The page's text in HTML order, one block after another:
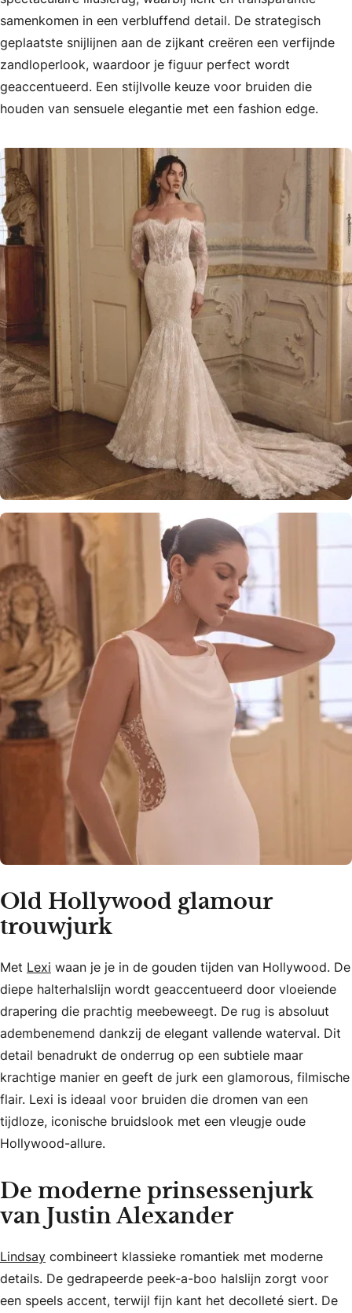
samenkomen in een verbluffend detail. De strategisch
geplaatste snijlijnen aan de zijkant creëren een verfijnde
zandloperlook, waardoor je figuur perfect wordt
geaccentueerd. Een stijlvolle keuze voor bruiden die
houden van sensuele elegantie met een fashion edge.
Old Hollywood glamour
trouwjurk
Met Lexi waan je je in de gouden tijden van Hollywood. De
diepe halterhalslijn wordt geaccentueerd door vloeiende
drapering die prachtig meebeweegt. De rug is absoluut
adembenemend dankzij de elegant vallende waterval. Dit
detail benadrukt de onderrug op een subtiele maar
krachtige manier en geeft de jurk een glamorous, filmische
flair. Lexi is ideaal voor bruiden die dromen van een
tijdloze, iconische bruidslook met een vleugje oude
Hollywood-allure.
De moderne prinsessenjurk
van Justin Alexander
Lindsay combineert klassieke romantiek met moderne
details. De gedrapeerde peek-a-boo halslijn zorgt voor
een speels accent, terwijl fijn kant het decolleté siert. De